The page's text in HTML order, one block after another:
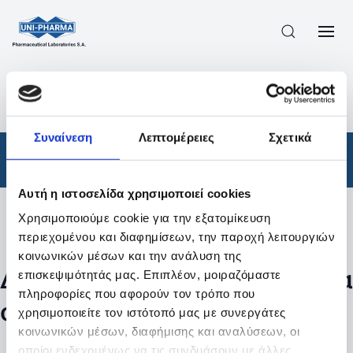
Συναίνεση Λεπτομέρειες Σχετικά
Αυτή η ιστοσελίδα χρησιμοποιεί cookies
Χρησιμοποιούμε cookie για την εξατομίκευση
περιεχομένου και διαφημίσεων, την παροχή λειτουργιών
κοινωνικών μέσων και την ανάλυση της
επισκεψιμότητάς μας. Επιπλέον, μοιραζόμαστε
πληροφορίες που αφορούν τον τρόπο που
χρησιμοποιείτε τον ιστότοπό μας με συνεργάτες
κοινωνικών μέσων, διαφήμισης και αναλύσεων, οι
οποίοι ενδεχομένως να τις συνδυάσουν με άλλες
ΠΡΟΪΟΝΤΑ ΣΥΝΤΑΓΟΓΡΑΦΟΎΜΕΝΑ
/
ΑΠΟΤΕΛΕΣΜΑΤΑ ΑΝΑΖΗΤΗΣΗΣ
Φάρμακα / Συνταγογραφούμενα
Φίλτρα
Δεν βρέθηκαν προϊόντα με τα
συγκεκριμένα φίλτρα